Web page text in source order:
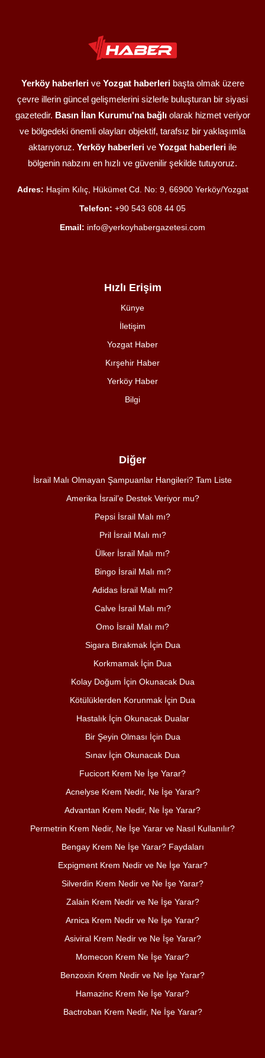
Yerköy haberlerive Yozgat haberleribaşta olmak üzere
çevre illerin güncel gelişmelerini sizlerle buluşturan bir siyasi
gazetedir. Basın İlan Kurumu'na bağlıolarak hizmet veriyor
ve bölgedeki önemli olayları objektif, tarafsız bir yaklaşımla
aktarıyoruz. Yerköy haberleri ve Yozgat haberleri ile
bölgenin nabzını en hızlı ve güvenilir şekilde tutuyoruz.
Adres: Haşim Kılıç, Hükümet Cd. No: 9, 66900 Yerköy/Yozgat
Telefon: +90 543 608 44 05
Email: info@yerkoyhabergazetesi.com
Hızlı Erişim
Künye
İletişim
Yozgat Haber
Kırşehir Haber
Yerköy Haber
Bilgi
Diğer
İsrail Malı Olmayan Şampuanlar Hangileri? Tam Liste
Amerika İsrail’e Destek Veriyor mu?
Pepsi İsrail Malı mı?
Pril İsrail Malı mı?
Ülker İsrail Malı mı?
Bingo İsrail Malı mı?
Adidas İsrail Malı mı?
Calve İsrail Malı mı?
Omo İsrail Malı mı?
Sigara Bırakmak İçin Dua
Korkmamak İçin Dua
Kolay Doğum İçin Okunacak Dua
Kötülüklerden Korunmak İçin Dua
Hastalık İçin Okunacak Dualar
Bir Şeyin Olması İçin Dua
Sınav İçin Okunacak Dua
Fucicort Krem Ne İşe Yarar?
Acnelyse Krem Nedir, Ne İşe Yarar?
Advantan Krem Nedir, Ne İşe Yarar?
Permetrin Krem Nedir, Ne İşe Yarar ve Nasıl Kullanılır?
Bengay Krem Ne İşe Yarar? Faydaları
Expigment Krem Nedir ve Ne İşe Yarar?
Silverdin Krem Nedir ve Ne İşe Yarar?
Zalain Krem Nedir ve Ne İşe Yarar?
Arnica Krem Nedir ve Ne İşe Yarar?
Asiviral Krem Nedir ve Ne İşe Yarar?
Momecon Krem Ne İşe Yarar?
Benzoxin Krem Nedir ve Ne İşe Yarar?
Hamazinc Krem Ne İşe Yarar?
Bactroban Krem Nedir, Ne İşe Yarar?